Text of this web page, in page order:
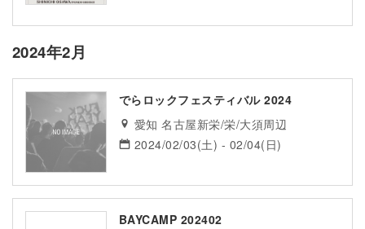
2024年2月
でらロックフェスティバル 2024
愛知 名古屋新栄/栄/大須周辺
2024/02/03(土) - 02/04(日)
BAYCAMP 202402